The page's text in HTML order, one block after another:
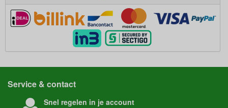
Service & contact
Snel regelen in je account